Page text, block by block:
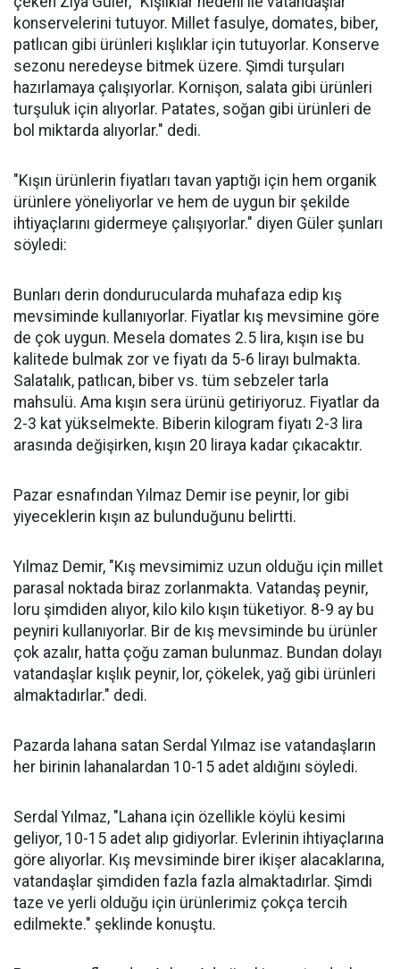
konservelerini tutuyor. Millet fasulye, domates, biber,
patlıcan gibi ürünleri kışlıklar için tutuyorlar. Konserve
sezonu neredeyse bitmek üzere. Şimdi turşuları
hazırlamaya çalışıyorlar. Kornişon, salata gibi ürünleri
turşuluk için alıyorlar. Patates, soğan gibi ürünleri de
bol miktarda alıyorlar." dedi.
"Kışın ürünlerin fiyatları tavan yaptığı için hem organik
ürünlere yöneliyorlar ve hem de uygun bir şekilde
ihtiyaçlarını gidermeye çalışıyorlar." diyen Güler şunları
söyledi:
Bunları derin dondurucularda muhafaza edip kış
mevsiminde kullanıyorlar. Fiyatlar kış mevsimine göre
de çok uygun. Mesela domates 2.5 lira, kışın ise bu
kalitede bulmak zor ve fiyatı da 5-6 lirayı bulmakta.
Salatalık, patlıcan, biber vs. tüm sebzeler tarla
mahsulü. Ama kışın sera ürünü getiriyoruz. Fiyatlar da
2-3 kat yükselmekte. Biberin kilogram fiyatı 2-3 lira
arasında değişirken, kışın 20 liraya kadar çıkacaktır.
Pazar esnafından Yılmaz Demir ise peynir, lor gibi
yiyeceklerin kışın az bulunduğunu belirtti.
Yılmaz Demir, "Kış mevsimimiz uzun olduğu için millet
parasal noktada biraz zorlanmakta. Vatandaş peynir,
loru şimdiden alıyor, kilo kilo kışın tüketiyor. 8-9 ay bu
peyniri kullanıyorlar. Bir de kış mevsiminde bu ürünler
çok azalır, hatta çoğu zaman bulunmaz. Bundan dolayı
vatandaşlar kışlık peynir, lor, çökelek, yağ gibi ürünleri
almaktadırlar." dedi.
Pazarda lahana satan Serdal Yılmaz ise vatandaşların
her birinin lahanalardan 10-15 adet aldığını söyledi.
Serdal Yılmaz, "Lahana için özellikle köylü kesimi
geliyor, 10-15 adet alıp gidiyorlar. Evlerinin ihtiyaçlarına
göre alıyorlar. Kış mevsiminde birer ikişer alacaklarına,
vatandaşlar şimdiden fazla fazla almaktadırlar. Şimdi
taze ve yerli olduğu için ürünlerimiz çokça tercih
edilmekte." şeklinde konuştu.